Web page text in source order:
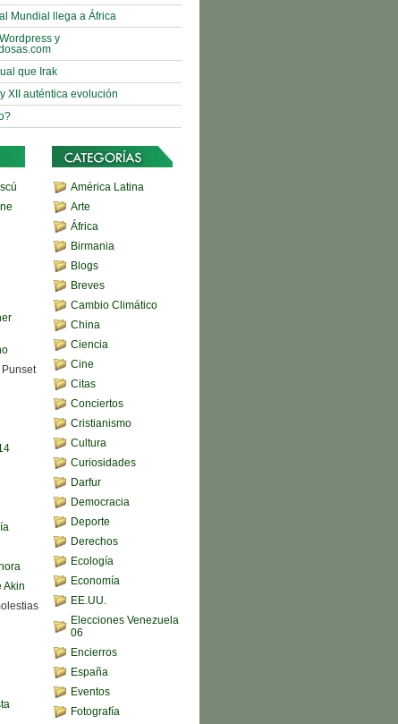
Mundial llega a África
y
que Irak
XII auténtica evolución
Akin
América Latina
Arte
África
Birmania
Blogs
Breves
Cambio Climático
China
Ciencia
Cine
Citas
Conciertos
Cristianismo
Cultura
Curiosidades
Darfur
Democracia
Deporte
Derechos
Ecología
Economía
EE.UU.
Elecciones Venezuela
06
Encierros
España
Eventos
Fotografía